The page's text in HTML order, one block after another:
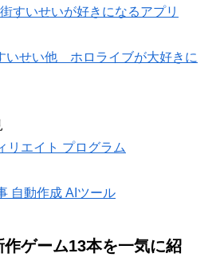
いせいが好きになるアプリ
いせい他 ホロライブが大好きに
リエイト プログラム
自動作成 AIツール
ゲーム13本を一気に紹